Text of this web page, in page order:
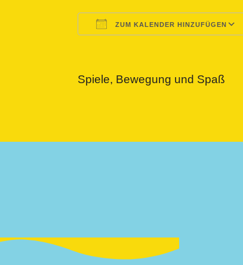
ZUM KALENDER HINZUFÜGEN
Spiele, Bewegung und Spaß